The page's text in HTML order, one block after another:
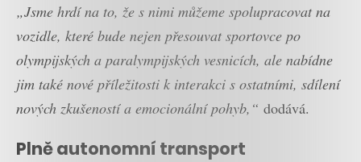
„Jsme hrdí na to, že s nimi můžeme spolupracovat na
vozidle, které bude nejen přesouvat sportovce po
olympijských a paralympijských vesnicích, ale nabídne
jim také nové příležitosti k interakci s ostatními, sdílení
nových zkušeností a emocionální pohyb,“ dodává.
Plně autonomní transport